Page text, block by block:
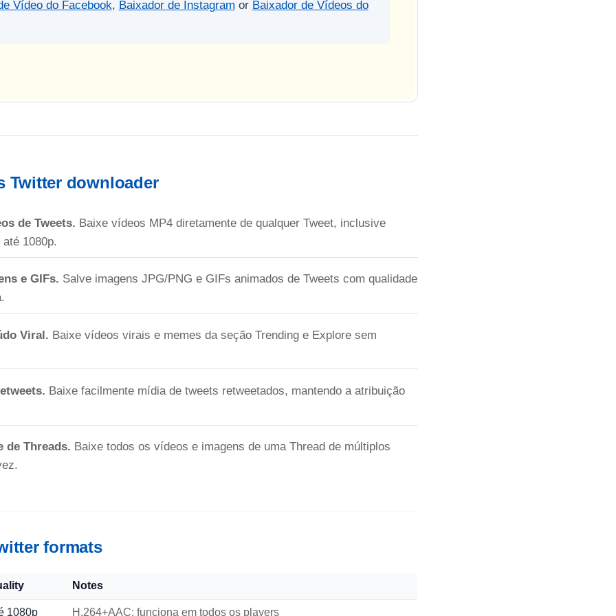
Vídeo do Facebook, Baixador de Instagram or Baixador de Vídeos do
Twitter downloader
de Tweets. Baixe vídeos MP4 diretamente de qualquer Tweet, inclusive
1080p.
e GIFs. Salve imagens JPG/PNG e GIFs animados de Tweets com qualidade
Viral. Baixe vídeos virais e memes da seção Trending e Explore sem
Baixe facilmente mídia de tweets retweetados, mantendo a atribuição
de Threads. Baixe todos os vídeos e imagens de uma Thread de múltiplos
formats
Notes
1080p H.264+AAC; funciona em todos os players